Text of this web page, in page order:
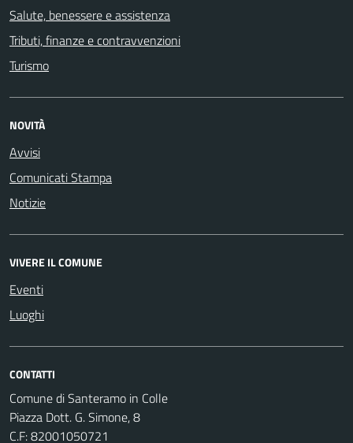
Salute, benessere e assistenza
Tributi, finanze e contravvenzioni
Turismo
NOVITÀ
Avvisi
Comunicati Stampa
Notizie
VIVERE IL COMUNE
Eventi
Luoghi
CONTATTI
Comune di Santeramo in Colle
Piazza Dott. G. Simone, 8
C.F:82001050721